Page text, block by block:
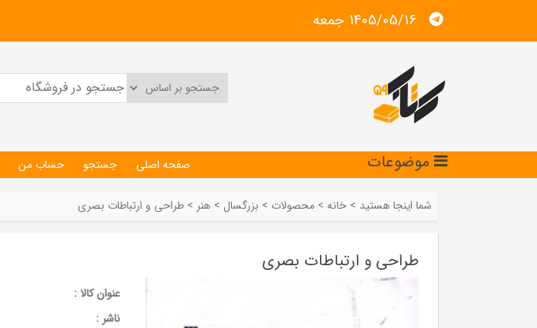
1405/05/16 جمعه
موضوعات صفحه اصلی جستجو حساب من
شما اینجا هستید > خانه > محصولات > بزرگسال > هنر > طراحی و ارتباطات بصری
طراحی و ارتباطات بصری
عنوان کالا :
ناشر :